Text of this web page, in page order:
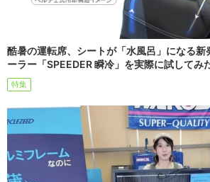
酷暑の運転席、シートが「水風呂」になる新
ーラー「SPEEDER 瞬冷」を実際に試してみ
特集